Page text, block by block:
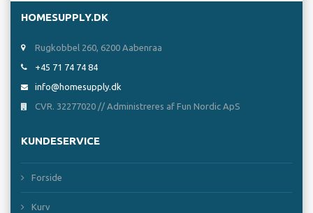
HOMESUPPLY.DK
Rugkobbel 260, 6200 Aabenraa
+45 71 74 74 84
info@homesupply.dk
CVR. 32277020 // Administreres af Fun Nordic ApS
KUNDESERVICE
Forside
Kurv